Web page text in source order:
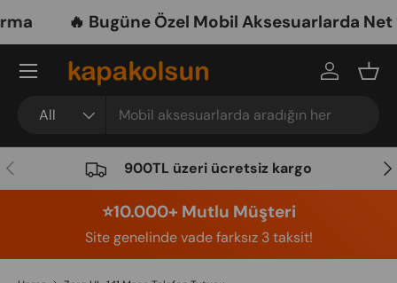
Skip to content
🔥 Bugüne Özel Mobil Aksesuarlarda Net
All
Log in
Menu
Previous 900TL üzeri ücretsiz kargo
⭐️10.000+ Mutlu Müşteri
Site genelinde vade farksız 3 taksit!